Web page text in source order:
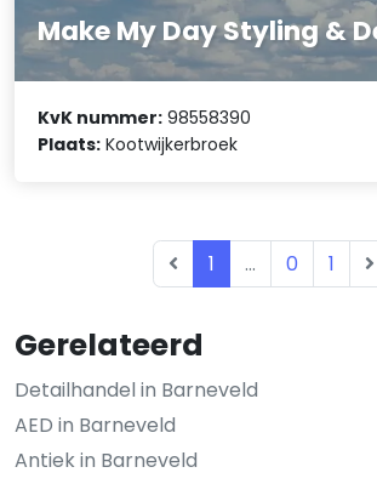
Gerelateerd
Detailhandel in Barneveld
AED in Barneveld
Antiek in Barneveld
Make My Day Styling &
KvK nummer: 98558390
Plaats: Kootwijkerbroek
1 ... 0 1